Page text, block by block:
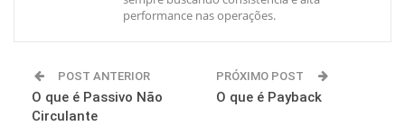
performance nas operações.
POST ANTERIOR
O que é Passivo Não
Circulante
PRÓXIMO POST
O que é Payback